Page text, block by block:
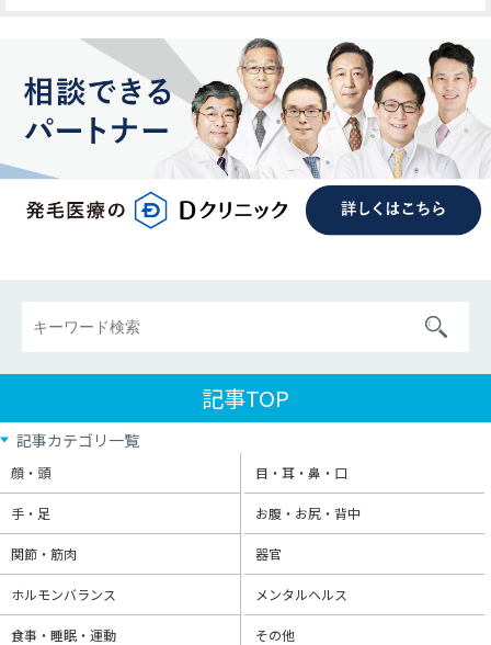
記事TOP
記事カテゴリ一覧
顔・頭 目・耳・鼻・口
手・足 お腹・お尻・背中
関節・筋肉 器官
ホルモンバランス メンタルヘルス
食事・睡眠・運動 その他